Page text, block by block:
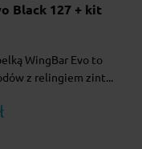
Black 127 + kit
WingBar Evo to
z relingiem zint...